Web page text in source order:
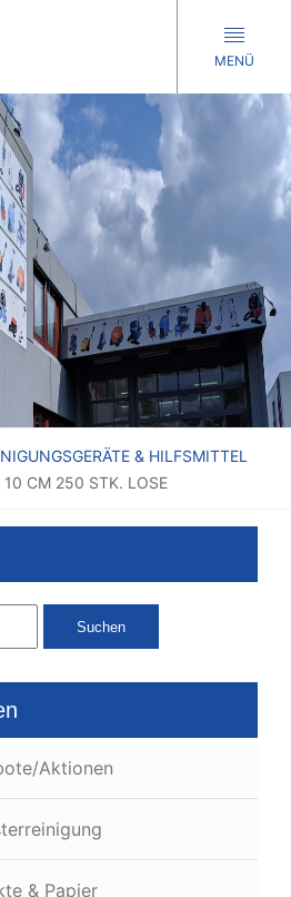
MENÜ
& HILFSMITTEL
10 CM 250 STK. LOSE
Aktionen
& Papier